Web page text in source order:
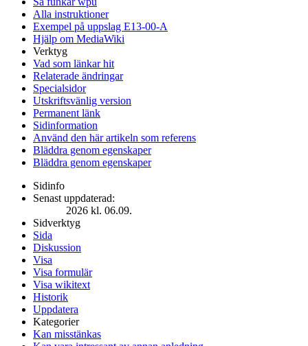
Alla instruktioner
Exempel på uppslag E13-00-A
Hjälp om MediaWiki
Verktyg
Vad som länkar hit
Relaterade ändringar
Specialsidor
Utskriftsvänlig version
Permanent länk
Sidinformation
Använd den här artikeln som referens
Bläddra genom egenskaper
Bläddra genom egenskaper
Sidinfo
Senast uppdaterad:
2026 kl. 06.09.
Sidverktyg
Sida
Diskussion
Visa
Visa formulär
Visa wikitext
Historik
Uppdatera
Kategorier
Kan misstänkas